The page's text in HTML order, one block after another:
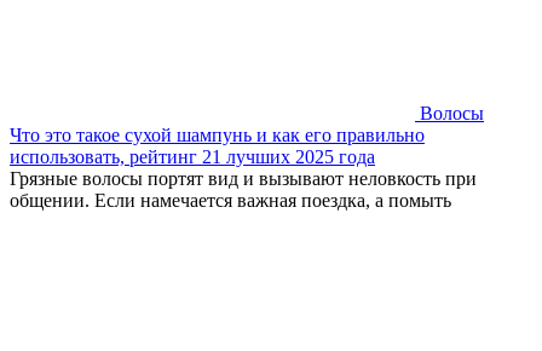
Волосы
Что это такое сухой шампунь и как его правильно
использовать, рейтинг 21 лучших 2025 года
Грязные волосы портят вид и вызывают неловкость при
общении. Если намечается важная поездка, а помыть